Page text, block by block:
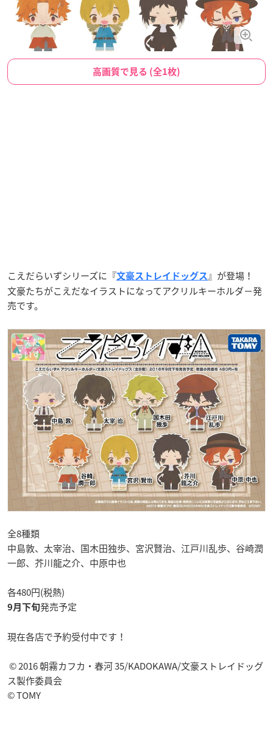
高画質で見る (全1枚)
こえだらいずシリーズに『文豪ストレイドッグス』が登場！
文豪たちがこえだなイラストになってアクリルキーホルダ−発
売です。
全8種類
中島敦、太宰治、国木田独歩、宮沢賢治、江戸川乱歩、谷崎潤
一郎、芥川龍之介、中原中也
各480円(税熱)
9月下旬発売予定
現在各店で予約受付中です！
© 2016 朝霧カフカ・春河 35/KADOKAWA/文豪ストレイドッグ
ス製作委員会
© TOMY